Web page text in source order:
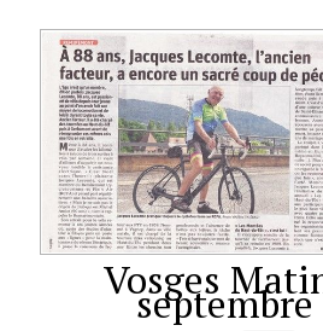
Vosges
septembre